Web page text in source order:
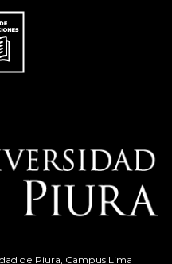
de Piura, Campus Lima